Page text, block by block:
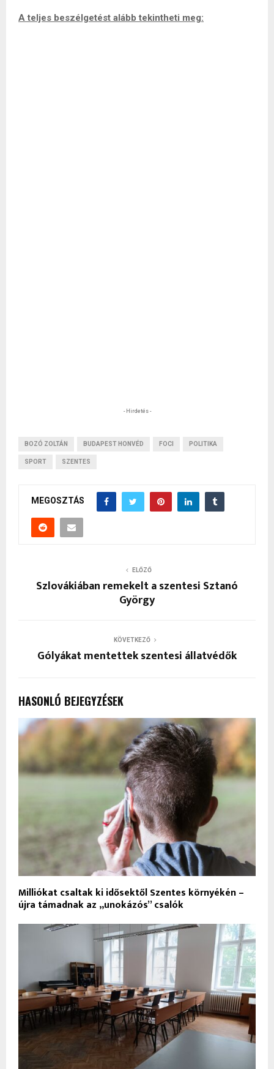
A teljes beszélgetést alább tekintheti meg:
- Hirdetés -
BOZÓ ZOLTÁN BUDAPEST HONVÉD FOCI POLITIKA
SPORT SZENTES
MEGOSZTÁS
ELŐZŐ
Szlovákiában remekelt a szentesi Sztanó
György
KÖVETKEZŐ
Gólyákat mentettek szentesi állatvédők
HASONLÓ BEJEGYZÉSEK
Milliókat csaltak ki idősektől Szentes környékén –
újra támadnak az „unokázós” csalók